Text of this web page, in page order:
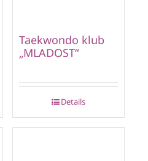
Taekwondo klub
„MLADOST“
Details